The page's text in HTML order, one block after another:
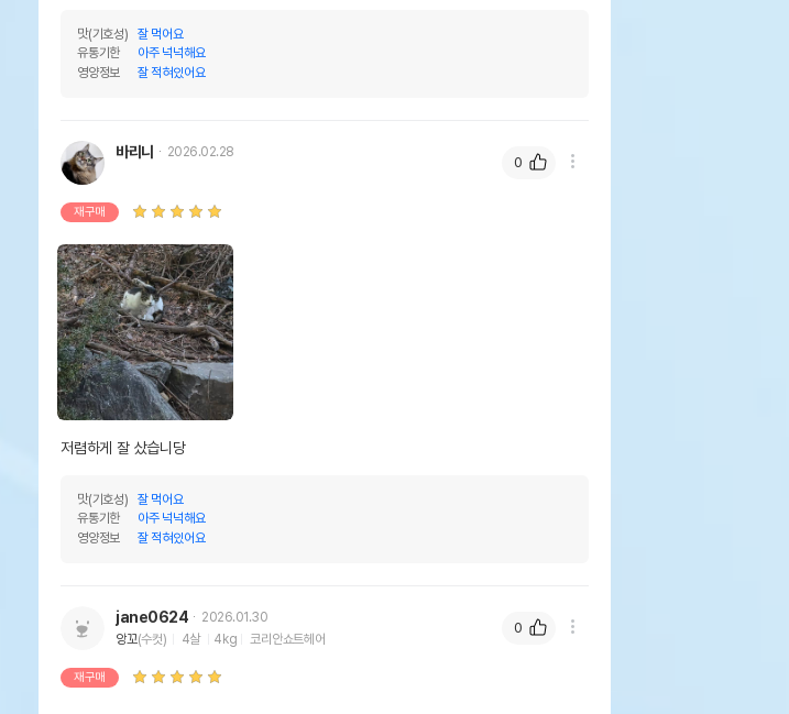
맛(기호성)
잘 먹어요
유통기한
아주 넉넉해요
영양정보
잘 적혀있어요
바리니 2026.02.28
재구매
저렴하게 잘 샀습니당
맛(기호성)
잘 먹어요
유통기한
아주 넉넉해요
영양정보
잘 적혀있어요
0
jane0624
2026.01.30
앙꼬(수컷) 4살 4kg 코리안쇼트헤어
재구매
0